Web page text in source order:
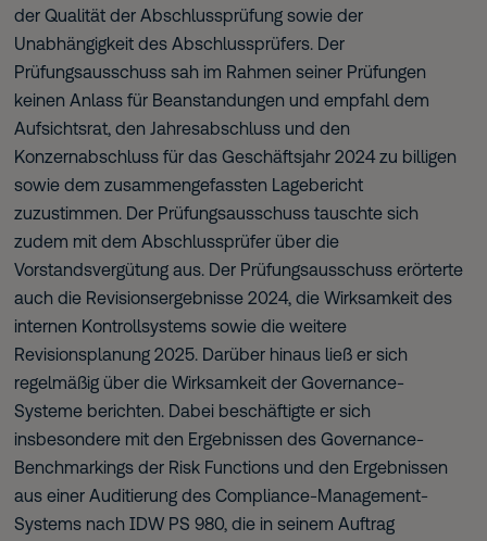
der Qualität der Abschlussprüfung sowie der
Unabhängigkeit des Abschlussprüfers. Der
Prüfungsausschuss sah im Rahmen seiner Prüfungen
keinen Anlass für Beanstandungen und empfahl dem
Aufsichtsrat, den Jahresabschluss und den
Konzernabschluss für das Geschäftsjahr 2024 zu billigen
sowie dem zusammengefassten Lagebericht
zuzustimmen. Der Prüfungsausschuss tauschte sich
zudem mit dem Abschlussprüfer über die
Vorstandsvergütung aus. Der Prüfungsausschuss erörterte
auch die Revisionsergebnisse 2024, die Wirksamkeit des
internen Kontrollsystems sowie die weitere
Revisionsplanung 2025. Darüber hinaus ließ er sich
regelmäßig über die Wirksamkeit der Governance-
Systeme berichten. Dabei beschäftigte er sich
insbesondere mit den Ergebnissen des Governance-
Benchmarkings der Risk Functions und den Ergebnissen
aus einer Auditierung des Compliance-Management-
Systems nach IDW PS 980, die in seinem Auftrag